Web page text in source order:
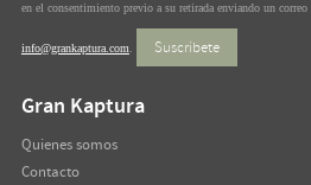
en el consentimiento previo a su retirada enviando un
info@grankaptura.com Suscríbete
Gran Kaptura
Quienes somos
Contacto